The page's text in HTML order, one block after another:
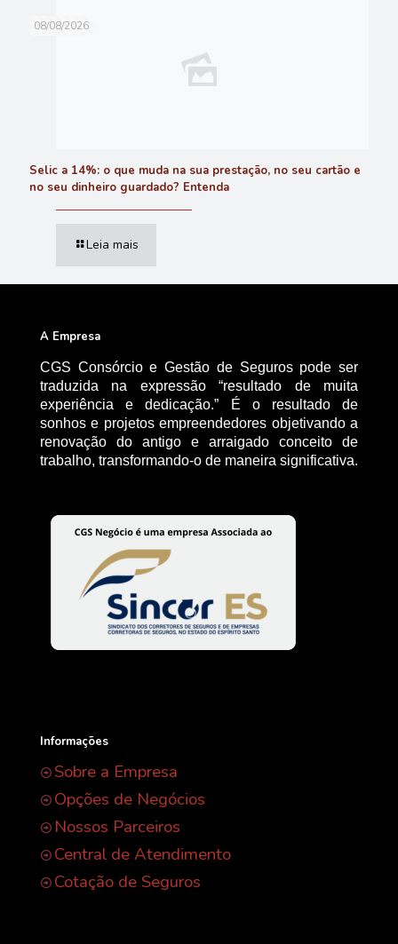
08/08/2026
Selic a 14%: o que muda na sua prestação, no seu cartão e
no seu dinheiro guardado? Entenda
Leia mais
A Empresa
CGS Consórcio e Gestão de Seguros pode ser
traduzida na expressão “resultado de muita
experiência e dedicação.” É o resultado de
sonhos e projetos empreendedores objetivando a
renovação do antigo e arraigado conceito de
trabalho, transformando-o de maneira significativa.
Informações
Sobre a Empresa
Opções de Negócios
Nossos Parceiros
Central de Atendimento
Cotação de Seguros